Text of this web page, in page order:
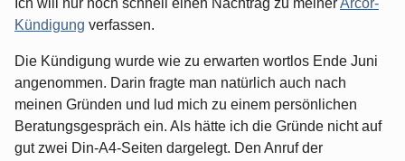
Ich will nur noch schnell einen Nachtrag zu meinerArcor-
Kündigung verfassen.
Die Kündigung wurde wie zu erwarten wortlos Ende Juni
angenommen. Darin fragte man natürlich auch nach
meinen Gründen und lud mich zu einem persönlichen
Beratungsgespräch ein. Als hätte ich die Gründe nicht auf
gut zwei Din-A4-Seiten dargelegt. Den Anruf der